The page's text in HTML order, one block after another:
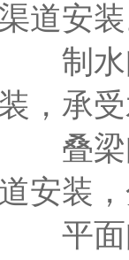
渠道安
制水闸
装，承
叠梁闸
道安装
平面闸